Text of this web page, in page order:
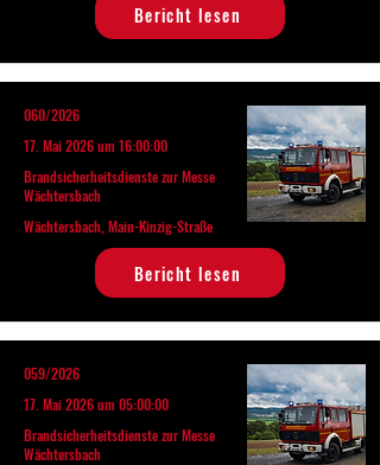
Bericht lesen
060/2026
17. Mai 2026 um 16:00:00
Brandsicherheitsdienste zur Messe
Wächtersbach
Wächtersbach, Main-Kinzig-Straße
Bericht lesen
059/2026
17. Mai 2026 um 05:00:00
Brandsicherheitsdienste zur Messe
Wächtersbach